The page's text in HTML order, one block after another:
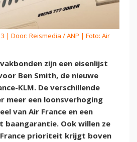
| Door: Reismedia / ANP | Foto: Air
vakbonden zijn een eisenlijst
Ben Smith, de nieuwe
KLM. De verschillende
meer een loonsverhoging
van Air France en een
Ook willen ze
prioriteit krijgt boven